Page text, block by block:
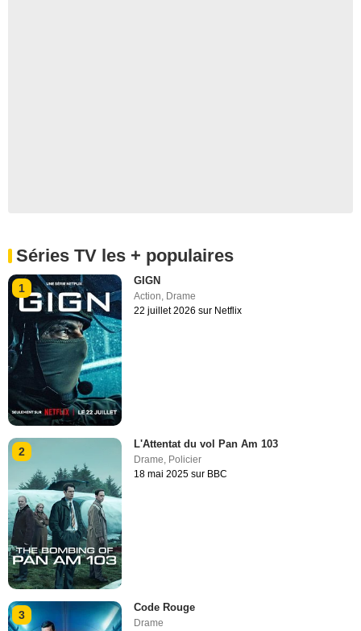
Séries TV les + populaires
1
GIGN
Action Drame
22 juillet 2026 sur Netflix
2
L'Attentat du vol Pan Am 103
Drame, Policier
18 mai 2025 sur BBC
3
Code Rouge
Drame